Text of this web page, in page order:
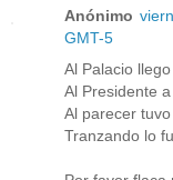
Anónimo
GMT-5
Al Palacio
Al Presidente
Al parecer
Tranzando lo